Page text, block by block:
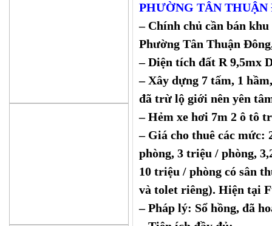
PHƯỜNG TÂN THUẬN
– Chính chủ cần bán
Phường Tân Thuận
– Diện tích đất R 9,5mx
– Xây dựng 7 tấm, 1
đã trừ lộ giới nên yên
– Hẻm xe hơi 7m 2 ô tô
– Giá cho thuê các mức:
phòng, 3 triệu / phòng,
10 triệu / phòng có sân
và tolet riêng). Hiện tại
– Pháp lý: Sổ hồng, đã